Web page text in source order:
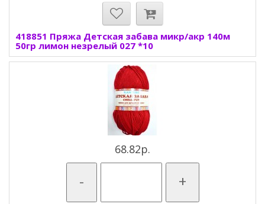
418851 Пряжа Детская забава микр/акр 140м
50гр лимон незрелый 027 *10
68.82р.
- +